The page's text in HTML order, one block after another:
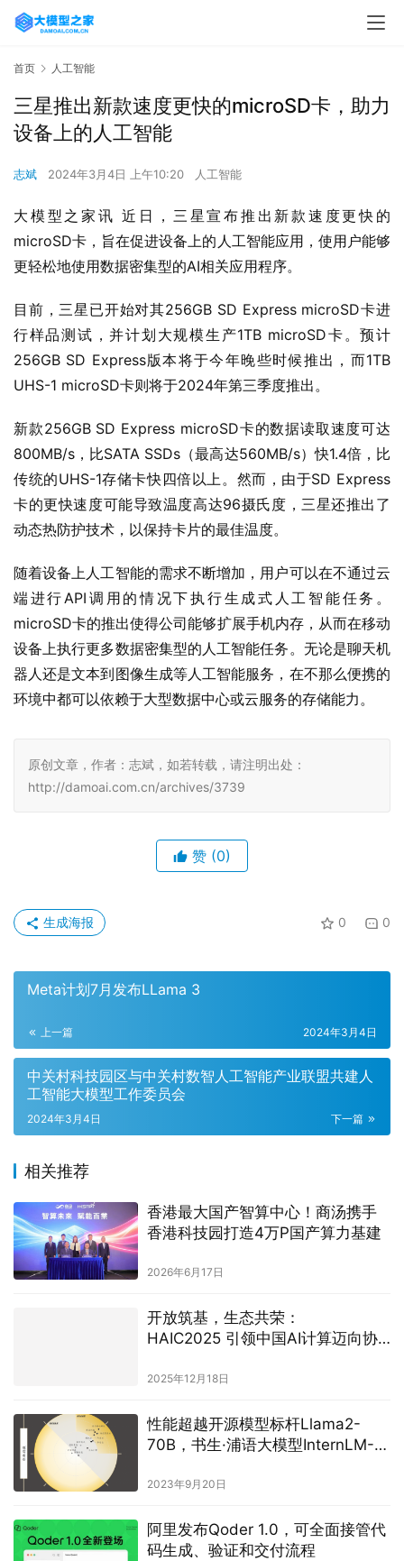
首页 人工智能
三星推出新款速度更快的microSD卡，助力
设备上的人工智能
志斌 2024年3月4日 上午10:20 人工智能
大模型之家讯 近日，三星宣布推出新款速度更快的
microSD卡，旨在促进设备上的人工智能应用，使用户能够
更轻松地使用数据密集型的AI相关应用程序。
目前，三星已开始对其256GB SD Express microSD卡进
行样品测试，并计划大规模生产1TB microSD卡。预计
256GB SD Express版本将于今年晚些时候推出，而1TB
UHS-1 microSD卡则将于2024年第三季度推出。
新款256GB SD Express microSD卡的数据读取速度可达
800MB/s，比SATA SSDs（最高达560MB/s）快1.4倍，比
传统的UHS-1存储卡快四倍以上。然而，由于SD Express
卡的更快速度可能导致温度高达96摄氏度，三星还推出了
动态热防护技术，以保持卡片的最佳温度。
随着设备上人工智能的需求不断增加，用户可以在不通过云
端进行API调用的情况下执行生成式人工智能任务。
microSD卡的推出使得公司能够扩展手机内存，从而在移动
设备上执行更多数据密集型的人工智能任务。无论是聊天机
器人还是文本到图像生成等人工智能服务，在不那么便携的
环境中都可以依赖于大型数据中心或云服务的存储能力。
原创文章，作者：志斌，如若转载，请注明出处：
http://damoai.com.cn/archives/3739
赞 (0)
0 0
生成海报
Meta计划7月发布LLama 3
上一篇 2024年3月4日
中关村科技园区与中关村数智人工智能产业联盟共建人
工智能大模型工作委员会
下一篇
2024年3月4日
相关推荐
香港最大国产智算中心！商汤携手
香港科技园打造4万P国产算力基建
2026年6月17日
开放筑基，生态共荣：
HAIC2025 引领中国AI计算迈向协
2025年12月18日
性能超越开源模型标杆Llama2-
70B，书生·浦语大模型InternLM-
2023年9月20日
阿里发布Qoder 1.0，可全面接管代
码生成、验证和交付流程